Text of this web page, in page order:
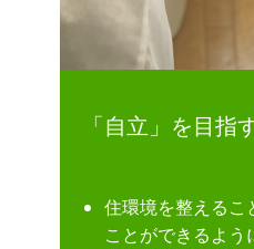
「自立」を目指
住環境を整えるこ
ことができるよう